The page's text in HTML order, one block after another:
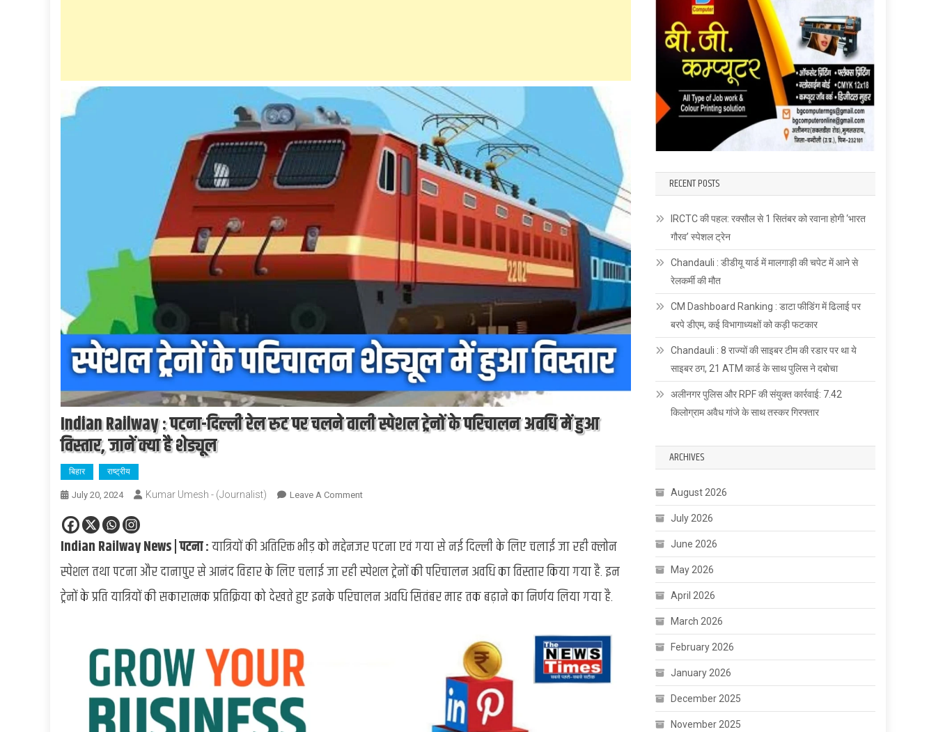
Indian Railway : पटना-दिल्ली रेल रुट पर चलने वाली स्पेशल ट्रेनों के परिचालन अवधि में हुआ
विस्तार, जानें क्या है शेड्यूल
बिहार राष्ट्रीय
July 20, 2024 Kumar Umesh - (Journalist) Leave A CommentOn
:
दिल्ली
रेल
Indian Railway News | पटना :यात्रियों की अतिरिक्त भीड़ को मद्देनजर पटना एवं गया से नई दिल्ली के लिए चलाई जा रही क्लोन
स्पेशल तथा पटना और दानापुर से आनंद विहार के लिए चलाई जा रही स्पेशल ट्रेनों की परिचालन अवधि का विस्तार किया गया है. इन
ट्रेनों के प्रति यात्रियों की सकारात्मक प्रतिक्रिया को देखते हुए इनके परिचालन अवधि सितंबर माह तक बढ़ाने का निर्णय लिया गया है.
RECENT POSTS
IRCTC की पहल: रक्सौल से 1 सितंबर को रवाना होगी ‘भारत
गौरव’ स्पेशल ट्रेन
Chandauli : डीडीयू यार्ड में मालगाड़ी की चपेट में आने से
रेलकर्मी की मौत
CM Dashboard Ranking : डाटा फीडिंग में ढिलाई पर
बरपे डीएम, कई विभागाध्यक्षों को कड़ी फटकार
Chandauli : 8 राज्यों की साइबर टीम की रडार पर था ये
साइबर ठग, 21 ATM कार्ड के साथ पुलिस ने दबोचा
अलीनगर पुलिस और RPF की संयुक्त कार्रवाई: 7.42
किलोग्राम अवैध गांजे के साथ तस्कर गिरफ्तार
ARCHIVES
August 2026
July 2026
June 2026
May 2026
April 2026
March 2026
February 2026
January 2026
December 2025
November 2025